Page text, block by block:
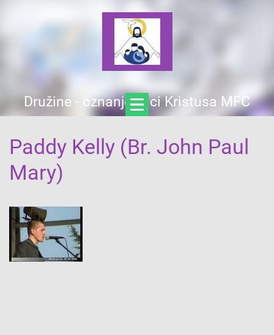
Družine - oznanjevalci Kristusa MFC
Paddy Kelly (Br. John Paul
Mary)